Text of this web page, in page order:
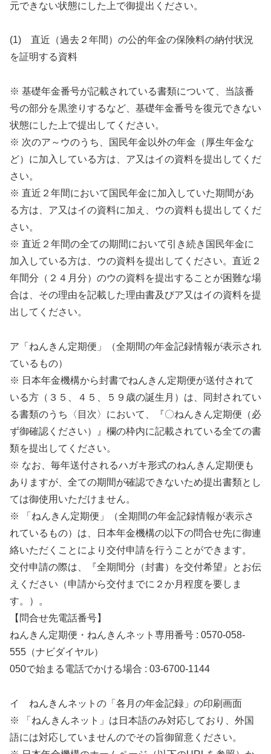
元できない状態にした上で御提出ください。
(1) 直近（過去２年間）の公的年金の保険料の納付状況
を証明する資料
※ 基礎年金番号が記載されている書類について、当該番
号の部分を黒塗りするなど、基礎年金番号を復元できない
状態にした上で提出してください。
※ 次のア～ウのうち、国民年金以外の年金（厚生年金な
ど）に加入している方は、ア又はイの資料を提出してくだ
さい。
※ 直近２年間において国民年金に加入していた期間があ
る方は、ア又はイの資料に加え、ウの資料も提出してくだ
さい。
※ 直近２年間の全ての期間において引き続き国民年金に
加入している方は、ウの資料を提出してください。直近２
年間分（２４月分）のウの資料を提出することが困難な場
合は、その理由を記載した理由書及びア又はイの資料を提
出してください。
ア「ねんきん定期便」（全期間の年金記録情報が表示され
ているもの）
※ 日本年金機構から封書でねんきん定期便が送付されて
いる方（３５、４５、５９歳の誕生月）は、同封されてい
る書類のうち〈目次〉において、『〇ねんきん定期便（必
ず御確認ください）』欄の枠内に記載されている全ての書
類を提出してください。
※ なお、毎年送付されるハガキ形式のねんきん定期便も
ありますが、全ての期間が確認できないため提出書類とし
ては御使用いただけません。
※ 「ねんきん定期便」（全期間の年金記録情報が表示さ
れているもの）は、日本年金機構の以下の問合せ先に御連
絡いただくことにより交付申請を行うことができます。
交付申請の際は、『全期間分（封書）を交付希望』とお伝
えください（申請から交付までに２か月程度を要しま
す。）。
【問合せ先電話番号】
ねんきん定期便・ねんきんネット専用番号 : 0570-058-
555（ナビダイヤル）
050で始まる電話でかける場合 : 03-6700-1144
イ ねんきんネットの「各月の年金記録」の印刷画面
※ 「ねんきんネット」は日本語のみ対応しており、外国
語には対応していませんのでその旨御留意ください。